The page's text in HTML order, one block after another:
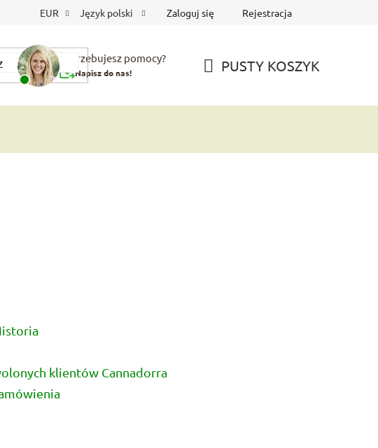
EUR Język polski Zaloguj się Rejestracja
Potrzebujesz pomocy?
Napisz do nas! PUSTY KOSZYK
klientów Cannadorra